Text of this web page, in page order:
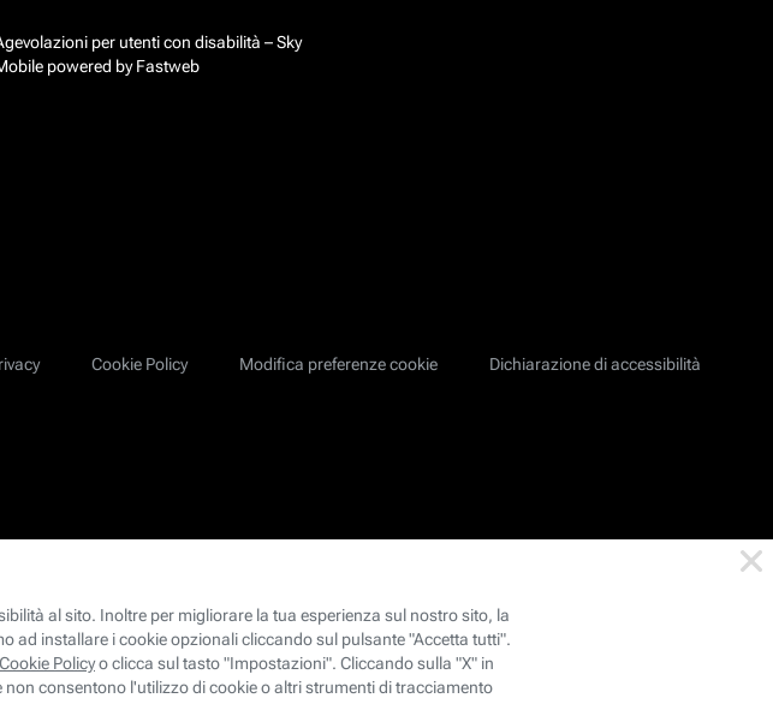
per utenti con disabilità – Sky
powered by Fastweb
Cookie Policy Modifica preferenze cookie Dichiarazione di accessibilità